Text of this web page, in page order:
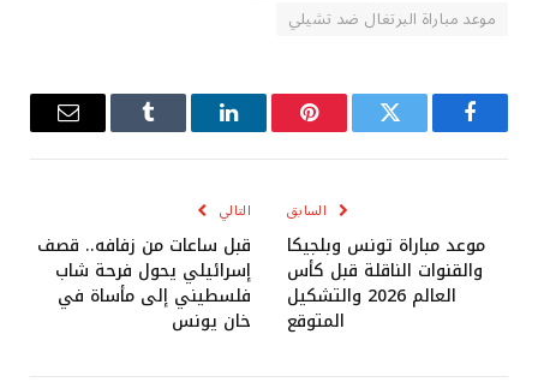
موعد مباراة البرتغال ضد تشيلي
فيسبوك تويتر بينتيريستلينكدإن Tumblr
البريد
السابق
موعد مباراة تونس وبلجيكا
والقنوات الناقلة قبل كأس
العالم 2026 والتشكيل
المتوقع
التالي
قبل ساعات من زفافه.. قصف
إسرائيلي يحول فرحة شاب
فلسطيني إلى مأساة في
خان يونس